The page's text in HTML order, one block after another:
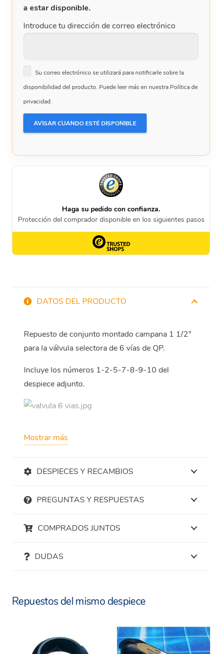
a estar disponible.
Introduce tu dirección de correo electrónico
Su correo electrónico se utilizará para notificarle sobre la
disponibilidad del producto. Puede leer más en nuestra Política de
privacidad.
DATOS DEL PRODUCTO
Repuesto de conjunto montado campana 1 1/2″
para la válvula selectora de 6 vías de QP.
Incluye los números 1-2-5-7-8-9-10 del
despiece adjunto.
Mostrar más
DESPIECES Y RECAMBIOS
PREGUNTAS Y RESPUESTAS
COMPRADOS JUNTOS
DUDAS
Repuestos del mismo despiece